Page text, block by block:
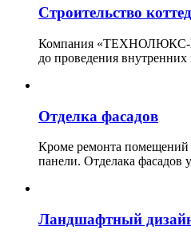
Строительство
Компания «ТЕХНОЛЮКС-В»
до проведения
Отделка фасадов
Кроме ремонта
панели. Отделака
Ландшафтный